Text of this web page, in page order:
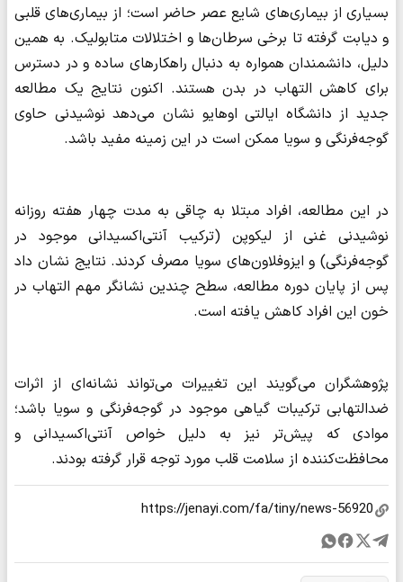
بسیاری از بیماری‌های شایع عصر حاضر است؛ از بیماری‌های قلبی
و دیابت گرفته تا برخی سرطان‌ها و اختلالات متابولیک. به همین
دلیل، دانشمندان همواره به دنبال راهکارهای ساده و در دسترس
برای کاهش التهاب در بدن هستند. اکنون نتایج یک مطالعه
جدید از دانشگاه ایالتی اوهایو نشان می‌دهد نوشیدنی حاوی
گوجه‌فرنگی و سویا ممکن است در این زمینه مفید باشد.
در این مطالعه، افراد مبتلا به چاقی به مدت چهار هفته روزانه
نوشیدنی غنی از لیکوپن (ترکیب آنتی‌اکسیدانی موجود در
گوجه‌فرنگی) و ایزوفلاون‌های سویا مصرف کردند. نتایج نشان داد
پس از پایان دوره مطالعه، سطح چندین نشانگر مهم التهاب در
خون این افراد کاهش یافته است.
پژوهشگران می‌گویند این تغییرات می‌تواند نشانه‌ای از اثرات
ضدالتهابی ترکیبات گیاهی موجود در گوجه‌فرنگی و سویا باشد؛
موادی که پیش‌تر نیز به دلیل خواص آنتی‌اکسیدانی و
محافظت‌کننده از سلامت قلب مورد توجه قرار گرفته بودند.